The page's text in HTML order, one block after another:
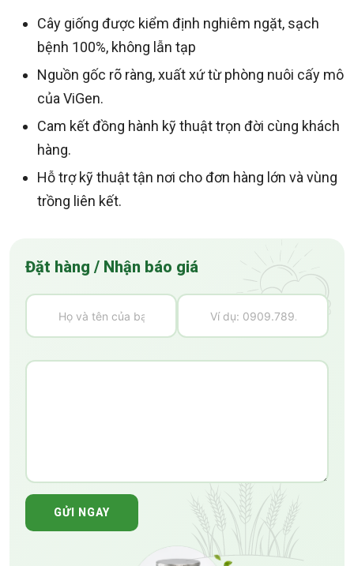
Cây giống được kiểm định nghiêm ngặt, sạch
bệnh 100%, không lẫn tạp
Nguồn gốc rõ ràng, xuất xứ từ phòng nuôi cấy mô
của ViGen.
Cam kết đồng hành kỹ thuật trọn đời cùng khách
hàng.
Hỗ trợ kỹ thuật tận nơi cho đơn hàng lớn và vùng
trồng liên kết.
Đặt hàng / Nhận báo giá
GỬI NGAY